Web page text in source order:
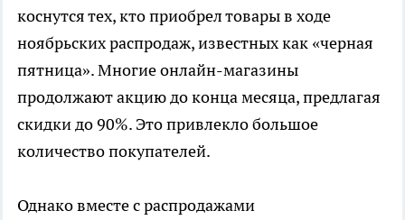
коснутся тех, кто приобрел товары в ходе
ноябрьских распродаж, известных как «черная
пятница». Многие онлайн-магазины
продолжают акцию до конца месяца, предлагая
скидки до 90%. Это привлекло большое
количество покупателей.
Однако вместе с распродажами